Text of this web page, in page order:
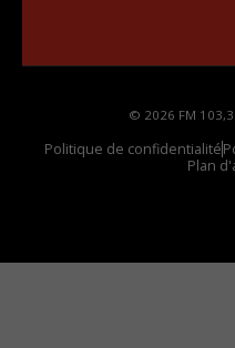
© 2026 FM
Politique de confidentialité
Plan